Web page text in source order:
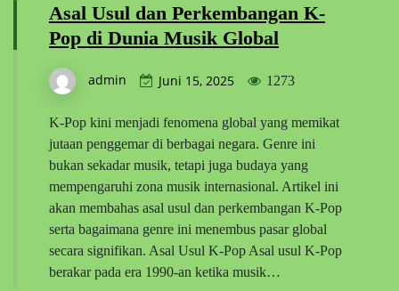
Asal Usul dan Perkembangan K-
Pop di Dunia Musik Global
admin Juni 15, 2025 1273
K-Pop kini menjadi fenomena global yang memikat
jutaan penggemar di berbagai negara. Genre ini
bukan sekadar musik, tetapi juga budaya yang
mempengaruhi zona musik internasional. Artikel ini
akan membahas asal usul dan perkembangan K-Pop
serta bagaimana genre ini menembus pasar global
secara signifikan. Asal Usul K-Pop Asal usul K-Pop
berakar pada era 1990-an ketika musik…